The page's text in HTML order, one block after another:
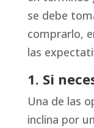
se debe
comprarlo,
las
1. Si
Una de las
inclina por un